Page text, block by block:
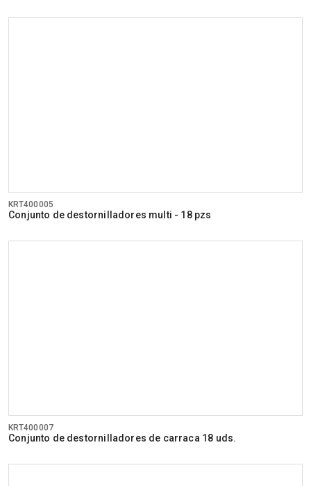
KRT400005
Conjunto de destornilladores multi - 18 pzs
KRT400007
Conjunto de destornilladores de carraca 18 uds.